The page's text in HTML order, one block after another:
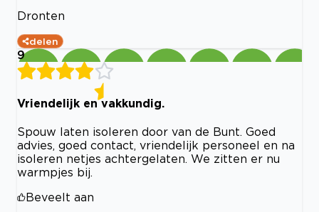
Dronten
delen
9
Vriendelijk en vakkundig.
Spouw laten isoleren door van de Bunt. Goed
advies, goed contact, vriendelijk personeel en na
isoleren netjes achtergelaten. We zitten er nu
warmpjes bij.
Beveelt aan